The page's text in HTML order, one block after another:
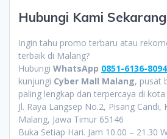
Hubungi Kami
Ingin tahu promo terbaru atau
terbaik di Malang?
Hubungi WhatsApp 0851-6136-8094
kunjungi Cyber Mall Malang, pusat
paling lengkap dan terpercaya di
Jl. Raya Langsep No.2, Pisang Candi,
Malang, Jawa Timur 65146
Buka Setiap Hari. Jam 10.00 – 21.30